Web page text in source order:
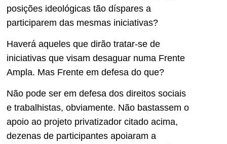
posições ideológicas tão díspares a
participarem das mesmas iniciativas?
Haverá aqueles que dirão tratar-se de
iniciativas que visam desaguar numa Frente
Ampla. Mas Frente em defesa do que?
Não pode ser em defesa dos direitos sociais
e trabalhistas, obviamente. Não bastassem o
apoio ao projeto privatizador citado acima,
dezenas de participantes apoiaram a